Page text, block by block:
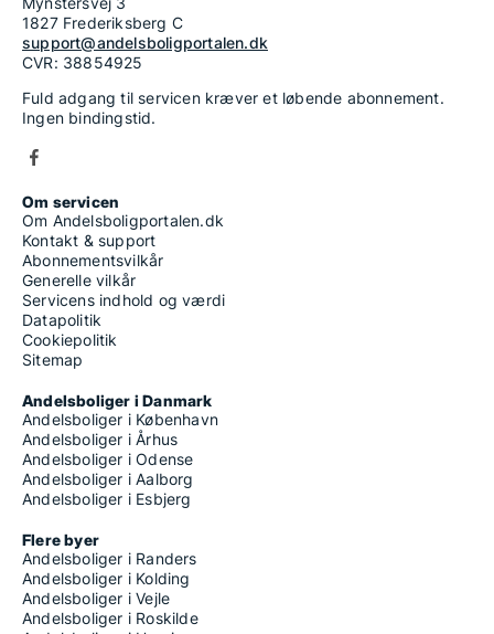
1827 Frederiksberg C
support@andelsboligportalen.dk
CVR: 38854925
Fuld adgang til servicen kræver et løbende abonnement.
Ingen bindingstid.
Om servicen
Om Andelsboligportalen.dk
Kontakt & support
Abonnementsvilkår
Generelle vilkår
Servicens indhold og værdi
Datapolitik
Cookiepolitik
Sitemap
Andelsboliger i Danmark
Andelsboliger i København
Andelsboliger i Århus
Andelsboliger i Odense
Andelsboliger i Aalborg
Andelsboliger i Esbjerg
Flere byer
Andelsboliger i Randers
Andelsboliger i Kolding
Andelsboliger i Vejle
Andelsboliger i Roskilde